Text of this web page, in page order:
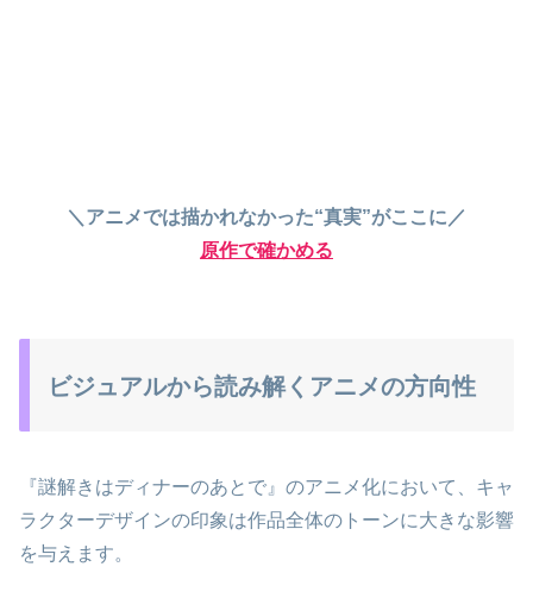
＼アニメでは描かれなかった“真実”がここに／
原作で確かめる
ビジュアルから読み解くアニメの方向性
『謎解きはディナーのあとで』のアニメ化において、キャ
ラクターデザインの印象は作品全体のトーンに大きな影響
を与えます。